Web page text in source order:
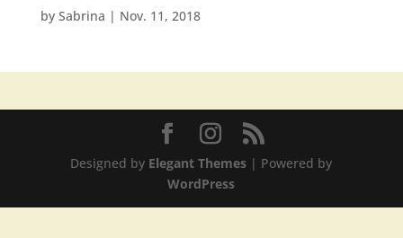
by Sabrina | Nov. 11, 2018
Designed by Elegant Themes | Powered by
WordPress